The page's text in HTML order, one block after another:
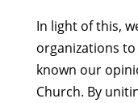
In light of this,
organizations to
known our
Church. By